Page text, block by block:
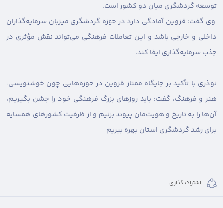
توسعه گردشگری میان دو کشور است.
وی گفت: قزوین آمادگی دارد در حوزه گردشگری میزبان سرمایه‌گذاران
داخلی و خارجی باشد و این تعاملات فرهنگی می‌تواند نقش مؤثری در
جذب سرمایه‌گذاری ایفا کند.
نوذری با تأکید بر جایگاه ممتاز قزوین در حوزه‌هایی چون خوشنویسی،
هنر و فرهنگ، گفت: باید روزهای بزرگ فرهنگی خود را جشن بگیریم،
آن‌ها را به تاریخ و هویت‌مان پیوند بزنیم و از ظرفیت کشورهای همسایه
برای رشد گردشگری استان بهره ببریم
اشتراک گذاری